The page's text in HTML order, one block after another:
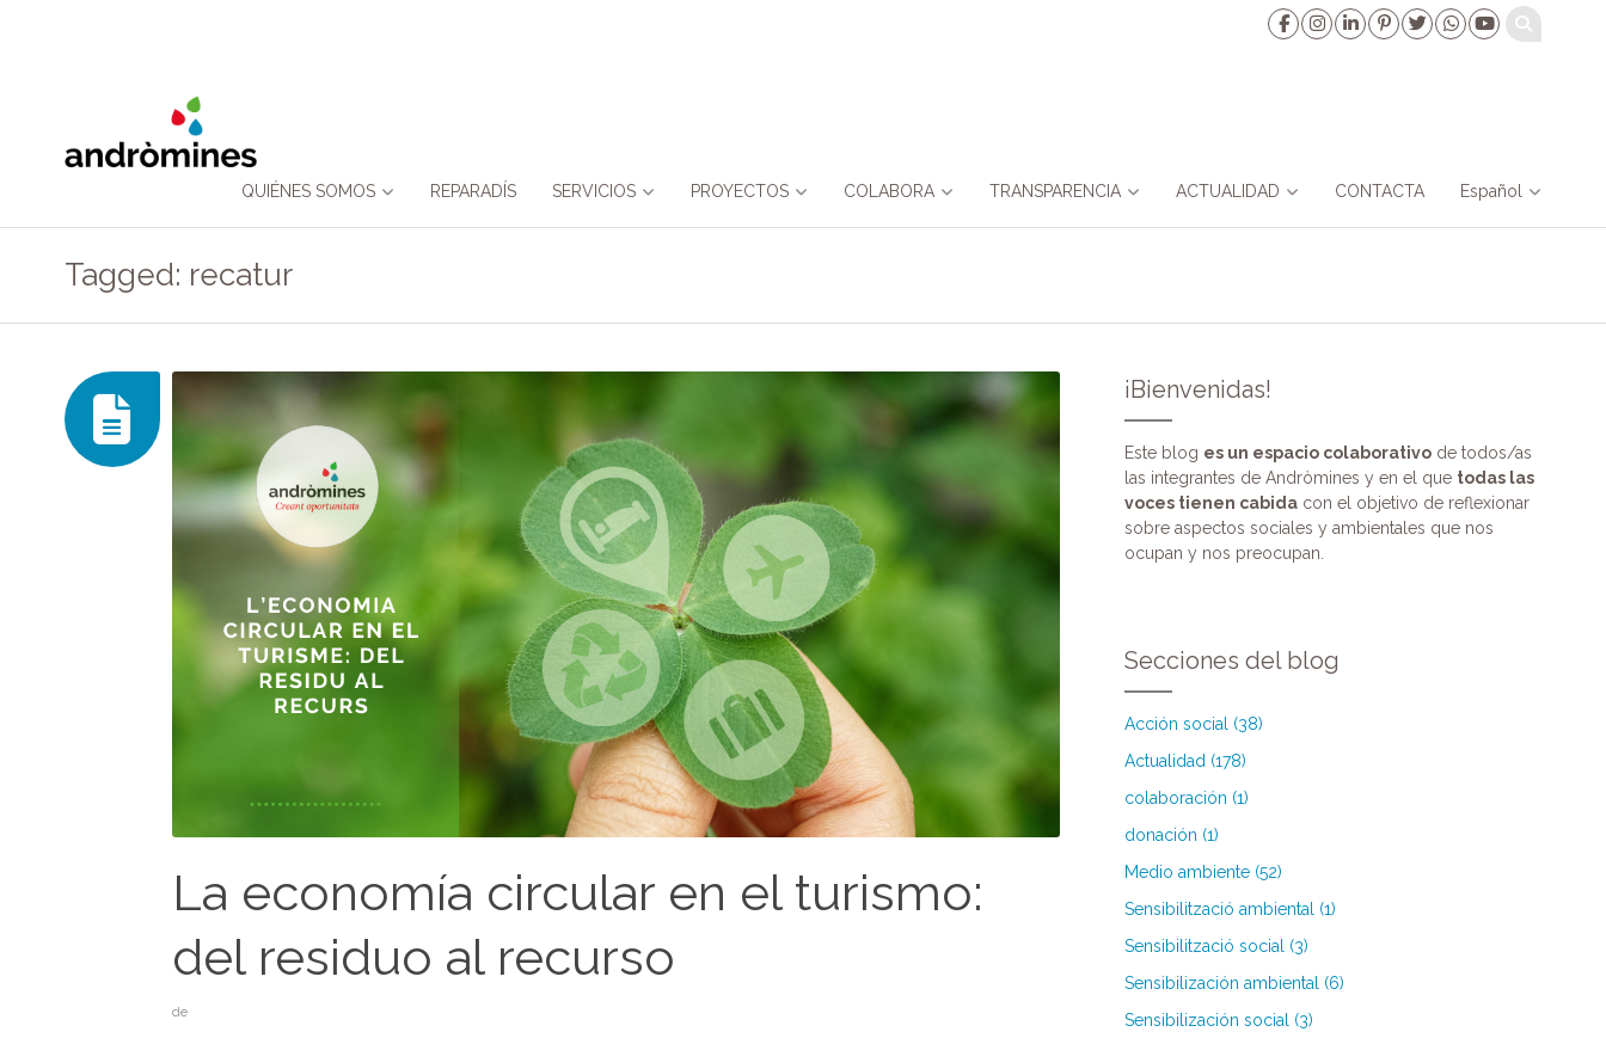
QUIÉNES SOMOS REPARADÍS SERVICIOS PROYECTOS COLABORA TRANSPARENCIA ACTUALIDAD CONTACTA Español
content
Tagged: recatur
La economía circular en el turismo:
del residuo al recurso
de
¡Bienvenidas!
Este blog es un espacio colaborativode todos/as
las integrantes de Andròmines y en el que todas las
voces tienen cabidacon el objetivo de reflexionar
sobre aspectos sociales y ambientales que nos
ocupan y nos preocupan.
Secciones del blog
Acción social (38)
Actualidad (178)
colaboración (1)
donación (1)
Medio ambiente (52)
Sensibilització ambiental (1)
Sensibilització social (3)
Sensibilización ambiental (6)
Sensibilización social (3)